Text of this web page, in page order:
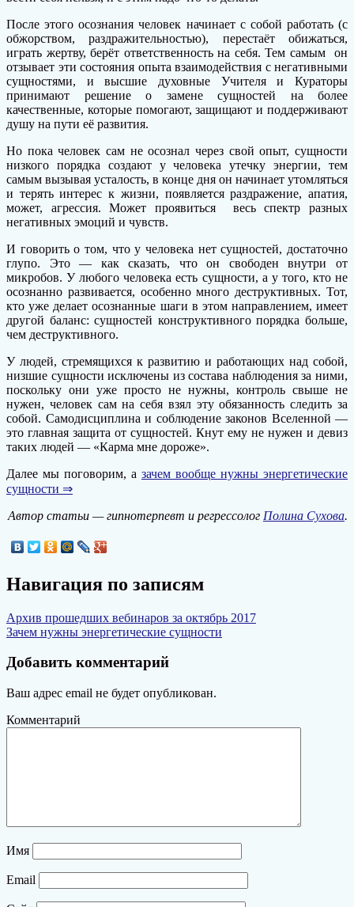
После этого осознания человек начинает с собой работать (с
обжорством, раздражительностью), перестаёт обижаться,
играть жертву, берёт ответственность на себя. Тем самым он
отзывает эти состояния опыта взаимодействия с негативными
сущностями, и высшие духовные Учителя и Кураторы
принимают решение о замене сущностей на более
качественные, которые помогают, защищают и поддерживают
душу на пути её развития.
Но пока человек сам не осознал через свой опыт, сущности
низкого порядка создают у человека утечку энергии, тем
самым вызывая усталость, в конце дня он начинает утомляться
и терять интерес к жизни, появляется раздражение, апатия,
может, агрессия. Может проявиться весь спектр разных
негативных эмоций и чувств.
И говорить о том, что у человека нет сущностей, достаточно
глупо. Это — как сказать, что он свободен внутри от
микробов. У любого человека есть сущности, а у того, кто не
осознанно развивается, особенно много деструктивных. Тот,
кто уже делает осознанные шаги в этом направлением, имеет
другой баланс: сущностей конструктивного порядка больше,
чем деструктивного.
У людей, стремящихся к развитию и работающих над собой,
низшие сущности исключены из состава наблюдения за ними,
поскольку они уже просто не нужны, контроль свыше не
нужен, человек сам на себя взял эту обязанность следить за
собой. Самодисциплина и соблюдение законов Вселенной —
это главная защита от сущностей. Кнут ему не нужен и девиз
таких людей — «Карма мне дороже».
Далее мы поговорим, а зачем вообще нужны энергетические
сущности ⇒
Автор статьи — гипнотерпевт и регрессолог Полина Сухова.
Навигация по записям
Архив прошедших вебинаров за октябрь 2017
Зачем нужны энергетические сущности
Добавить комментарий
Ваш адрес email не будет опубликован.
Комментарий
Имя
Email